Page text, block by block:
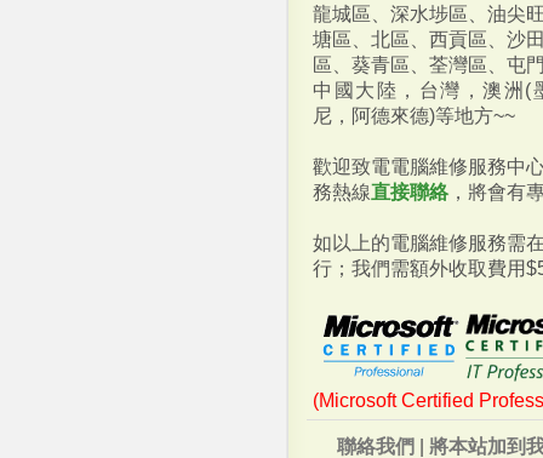
龍城區、深水埗區、油尖
塘區、北區、西貢區、沙
區、葵青區、荃灣區、屯
中國大陸，台灣，澳洲(
尼，阿德來德)等地方~~
歡迎致電電腦維修服務中
務熱線直接聯絡 ，將會有
如以上的電腦維修服務需
行；我們需額外收取費用
(Microsoft Certified
聯絡我們 | 將本站加到